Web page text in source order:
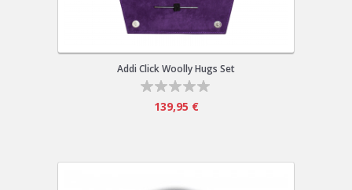
Addi Click Woolly Hugs Set
139,95 €